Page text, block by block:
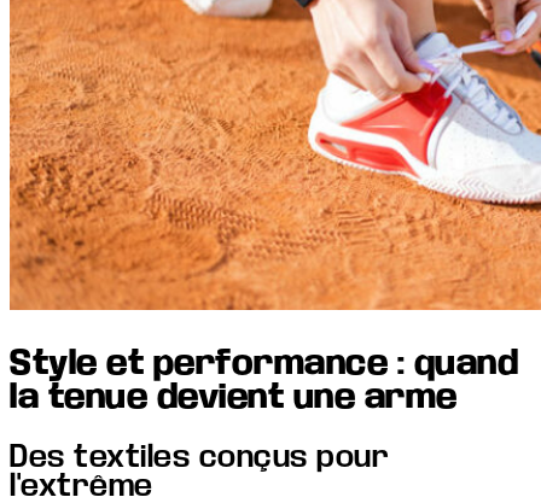
Style et performance : quand
la tenue devient une arme
Des textiles conçus pour
l'extrême